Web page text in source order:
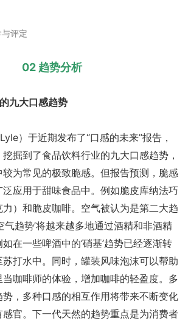
评定
02 趋势分析
九大口感趋势
）于近期发布了“口感的未来”报告，
掘到了食品饮料行业的九大口感趋势，
为常见的极致脆感。但报告预测，脆感
应用于甜味食品中。例如脆皮库纳法巧
）和脆皮咖啡。空气被认为是第二大趋
气趋势’将越来越多地通过酒精和非酒精
在一些啤酒中的‘硝基’趋势已经逐渐转
打水中。同时，罐装风味泡沫可以帮助
咖啡师的体验，增加咖啡的轻盈度。多
，多种口感的相互作用将带来不断变化
官。下一代天然的趋势重点是为消费者